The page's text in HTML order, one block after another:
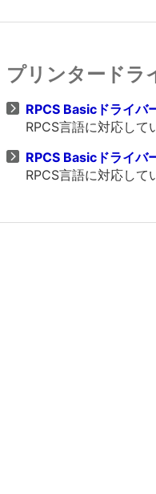
プリンタードラ
RPCS Basicドライバ
RPCS言語に対応し
RPCS Basicドライバ
RPCS言語に対応し